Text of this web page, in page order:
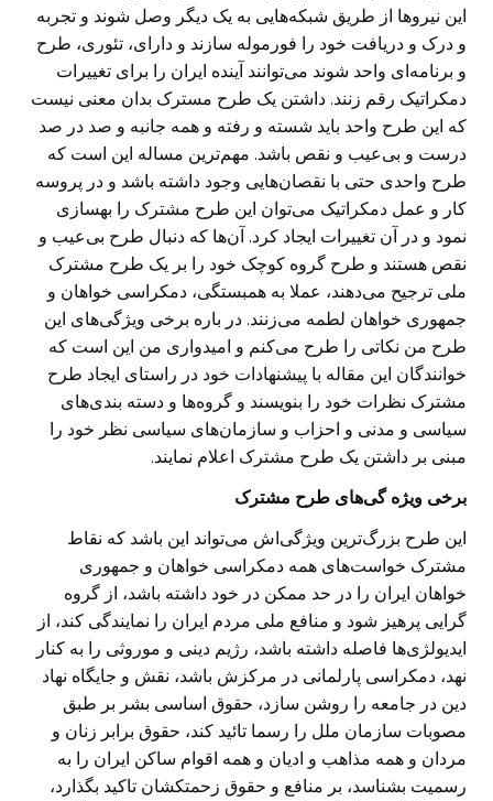
این نیرو‌ها از طریق شبکه‌هایی به یک دیگر وصل شوند و تجربه
و درک و دریافت خود را فورموله سازند و دارای، تئوری، طرح
و برنامه‌ای واحد شوند می‌توانند آینده ایران را برای تغییرات
دمکراتیک رقم زنند. داشتن یک طرح مسترک بدان معنی نیست
که این طرح واحد باید شسته و رفته و همه جانبه و صد در صد
درست و بی‌عیب و نقص باشد. مهم‌ترین مساله این است که
طرح واحدی حتی با نقصان‌هایی وجود داشته باشد و در پروسه
کار و عمل دمکراتیک می‌توان این طرح مشترک را بهسازی
نمود و در آن تغییرات ایجاد کرد. آن‌ها که دنبال طرح بی‌عیب و
نقص هستند و طرح گروه کوچک خود را بر یک طرح مشترک
ملی ترجیح می‌دهند، عملا به همبستگی، دمکراسی خواهان و
جمهوری خواهان لطمه می‌زنند. در باره برخی ویژگی‌های این
طرح من نکاتی را طرح می‌کنم و امیدواری من این است که
خوانندگان این مقاله با پیشنهادات خود در راستای ایجاد طرح
مشترک نظرات خود را بنویسند و گروه‌ها و دسته بندی‌های
سیاسی و مدنی و احزاب و سازمان‌های سیاسی نظر خود را
مبنی بر داشتن یک طرح مشترک اعلام نمایند.
برخی ویژه گی‌های طرح مشترک
این طرح بزرگ‌ترین ویژگی‌اش می‌تواند این باشد که نقاط
مشترک خواست‌های همه دمکراسی خواهان و جمهوری
خواهان ایران را در حد ممکن در خود داشته باشد، از گروه
گرایی پرهیز شود و منافع ملی مردم ایران را نمایندگی کند، از
ایدیولژی‌ها فاصله داشته باشد، رژیم دینی و موروثی را به کنار
نهد، دمکراسی پارلمانی در مرکزش باشد، نقش و جایگاه نهاد
دین در جامعه را روشن سازد، حقوق اساسی بشر بر طبق
مصوبات سازمان ملل را رسما تائید کند، حقوق برابر زنان و
مردان و همه مذاهب و ادیان و همه اقوام ساکن ایران را به
رسمیت بشناسد، بر منافع و حقوق زحمتکشان تاکید بگذارد،